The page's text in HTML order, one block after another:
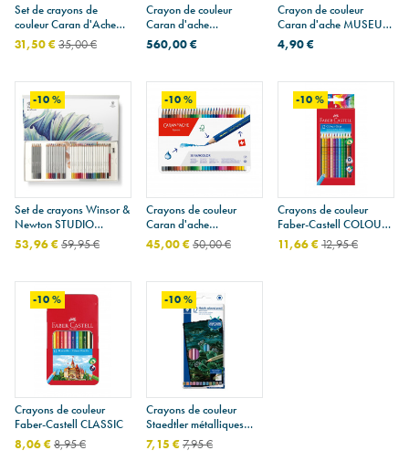
Set de crayons de
couleur Caran d'Ache
édition spéciale
COSMIC BLUE
31,50 €35,00 €
Crayon de couleur
Caran d'ache
LUMINANCE 6901
560,00 €
Crayon de couleur
Caran d'ache MUSEUM
AQUARELLE
4,90 €
-10 %
Set de crayons Winsor &
Newton STUDIO
COLLECTION
53,96 €59,95 €
-10 %
Crayons de couleur
Caran d'ache
FANCOLOR
45,00 €50,00 €
-10 %
Crayons de couleur
Faber-Castell COLOUR
GRIP - étui de 12
11,66 €12,95 €
-10 %
Crayons de couleur
Faber-Castell CLASSIC
8,06 €8,95 €
-10 %
Crayons de couleur
Staedtler métalliques
DESIGN JOURNEY -
étui de 12
7,15 €7,95 €